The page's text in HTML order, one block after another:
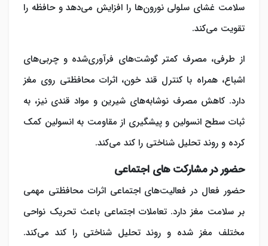
سلامت غشای سلولی نورون‌ها را افزایش می‌دهد و حافظه را
تقویت می‌کند.
از طرفی، مصرف کمتر گوشت‌های فرآوری‌شده و چربی‌های
اشباع، همراه با کنترل قند خون، اثرات محافظتی روی مغز
دارد. کاهش مصرف نوشابه‌های شیرین و مواد قندی نیز، به
ثبات سطح انسولین و پیشگیری از مقاومت به انسولین کمک
کرده و روند تحلیل شناختی را کند می‌کند.
حضور در مشارکت های اجتماعی
حضور فعال در فعالیت‌های اجتماعی اثرات محافظتی مهمی
بر سلامت مغز دارد. تعاملات اجتماعی باعث تحریک نواحی
مختلف مغز شده و روند تحلیل شناختی را کند می‌کند.